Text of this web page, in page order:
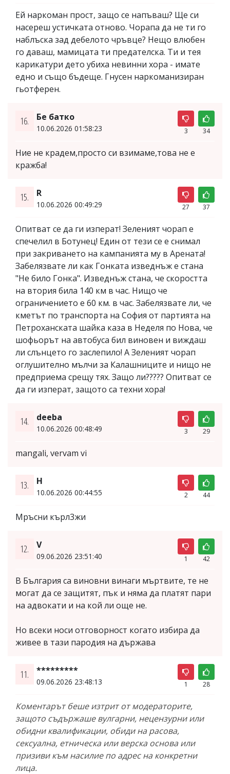
Ей наркоман прост, защо се напъваш? Ще си
насереш устичката отново. Чорапа да не ти го
наблъска зад дебелото чръвце? Нещо влюбен
го даваш, мамицата ти предателска. Ти и тея
карикатури дето убиха невинни хора - имате
едно и също бъдеще. Гнусен наркоманизиран
гьотферен.
16. Бе батко
10.06.2026 01:58:23 3 34
Ние не крадем,просто си взимаме,това не е
кражба!
15. R
10.06.2026 00:49:29 27 37
Опитват се да ги изперат! Зеленият чорап е
спечелил в Ботунец! Един от тези се е снимал
при закриването на кампанията му в Арената!
Забелязвате ли как Гонката изведнъж е стана
"Не било Гонка". Изведнъж стана, че скоростта
на втория била 140 км в час. Нищо че
ограничението е 60 км. в час. Забелязвате ли, че
кметът по транспорта на София от партията на
Петроханската шайка каза в Неделя по Нова, че
шофьорът на автобуса бил виновен и виждаш
ли слънцето го заслепило! А Зеленият чорап
оглушително мълчи за Калашниците и нищо не
предприема срещу тях. Защо ли????? Опитват се
да ги изперат, защото са техни хора!
14. deeba
10.06.2026 00:48:49 3 29
mangali, vervam vi
13. H
10.06.2026 00:44:55 2 44
Мръсни кърл3жи
12. V
09.06.2026 23:51:40 1 42
В България са виновни винаги мъртвите, те не
могат да се защитят, пък и няма да платят пари
на адвокати и на кой ли още не.
Но всеки носи отговорност когато избира да
живее в тази пародия на държава
11. *********
09.06.2026 23:48:13 1 28
Коментарът беше изтрит от модераторите,
защото съдържаше вулгарни, нецензурни или
обидни квалификации, обиди на расова,
сексуална, етническа или верска основа или
призиви към насилие по адрес на конкретни
лица.